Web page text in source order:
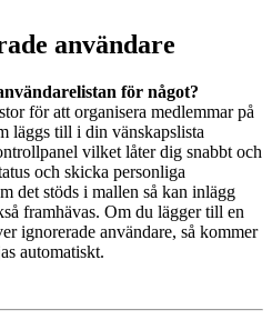
användare
för något?
för att organisera medlemmar på
läggs till i din vänskapslista
vilket låter dig snabbt och
och skicka personliga
det stöds i mallen så kan inlägg
framhävas. Om du lägger till en
ignorerade användare, så kommer
automatiskt.